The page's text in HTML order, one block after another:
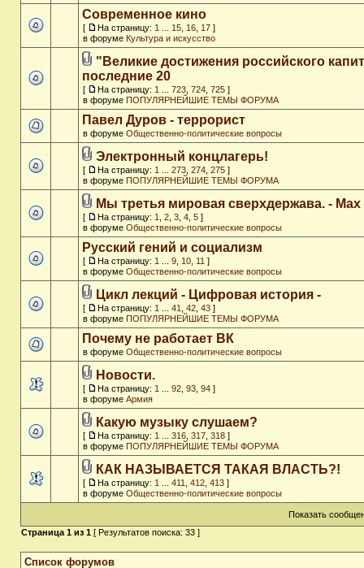
Современное кино
[ На страницу: 1 15 16 17 ]
в форуме Культура и искусство
"Великие достижения российского
последние 20
[ На страницу: 1 723 724 725 ]
в форуме ПОПУЛЯРНЕЙШИЕ ТЕМЫ ФОРУМА
Павел Дуров - террорист
в форуме Общественно-политические вопросы
Электронный концлагерь!
[ На страницу: 1 273 274 275 ]
в форуме ПОПУЛЯРНЕЙШИЕ ТЕМЫ ФОРУМА
Мы третья мировая сверхдержава. - Max
[ На страницу: 1 2 3 4 5 ]
в форуме Общественно-политические вопросы
Русский гений и социализм
[ На страницу: 1 9 10 11 ]
в форуме Общественно-политические вопросы
Цикл лекций - Цифровая история -
[ На страницу: 1 41 42 43 ]
в форуме ПОПУЛЯРНЕЙШИЕ ТЕМЫ ФОРУМА
Почему не работает ВК
в форуме Общественно-политические вопросы
Новости.
[ На страницу: 1 92 93 94 ]
в форуме Армия
Какую музыку слушаем?
[ На страницу: 1 316 317 318 ]
в форуме ПОПУЛЯРНЕЙШИЕ ТЕМЫ ФОРУМА
КАК НАЗЫВАЕТСЯ ТАКАЯ ВЛАСТЬ?!
[ На страницу: 1 411 412 413 ]
в форуме Общественно-политические вопросы
Показать
Страница 1 из 1 [ Результатов поиска: 33 ]
Список форумов